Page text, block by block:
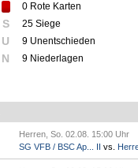
0 Rote Karten
S 25 Siege
U 9 Unentschieden
N 9 Niederlagen
Herren, So. 02.08. 15:00 Uhr
SG VFB / BSC Ap... II vs.